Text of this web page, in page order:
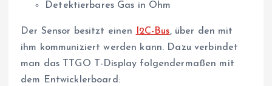
Detektierbares Gas in Ohm
Der Sensor besitzt einen I2C-Bus, über den mit
ihm kommuniziert werden kann. Dazu verbindet
man das TTGO T-Display folgendermaßen mit
dem Entwicklerboard: